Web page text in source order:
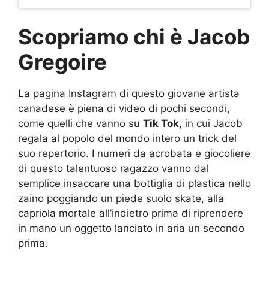
Scopriamo chi è Jacob
Gregoire
La pagina Instagram di questo giovane artista
canadese è piena di video di pochi secondi,
come quelli che vanno su Tik Tok, in cui Jacob
regala al popolo del mondo intero un trick del
suo repertorio. I numeri da acrobata e giocoliere
di questo talentuoso ragazzo vanno dal
semplice insaccare una bottiglia di plastica nello
zaino poggiando un piede suolo skate, alla
capriola mortale all’indietro prima di riprendere
in mano un oggetto lanciato in aria un secondo
prima.